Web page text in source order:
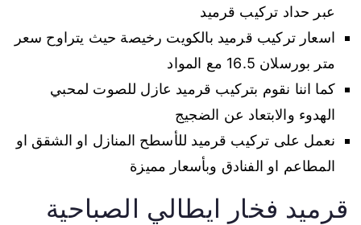
عبر حداد تركيب قرميد
اسعار تركيب قرميد بالكويت رخيصة حيث يتراوح سعر
متر بورسلان 16.5 مع المواد
كما اننا نقوم بتركيب قرميد عازل للصوت لمحبي
الهدوء والابتعاد عن الضجيج
نعمل على تركيب قرميد للأسطح المنازل او الشقق او
المطاعم او الفنادق وبأسعار مميزة
قرميد فخار ايطالي الصباحية